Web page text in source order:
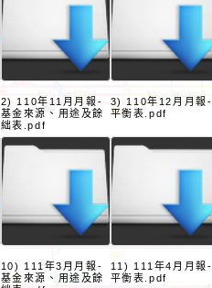
2) 110年11月月報-
基金來源、用途及餘
絀表.pdf
3) 110年12月月報-
平衡表.pdf
10) 111年3月月報-
基金來源、用途及餘
11) 111年4月月報-
平衡表.pdf